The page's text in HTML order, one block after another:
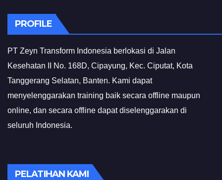
PROFILE
PT Zeyn Transform Indonesia berlokasi di Jalan
Kesehatan II No. 168D, Cipayung, Kec. Ciputat, Kota
Tanggerang Selatan, Banten. Kami dapat
menyelenggarakan training baik secara offline maupun
online, dan secara offline dapat diselenggarakan di
seluruh Indonesia.
PELATIHAN KAMI